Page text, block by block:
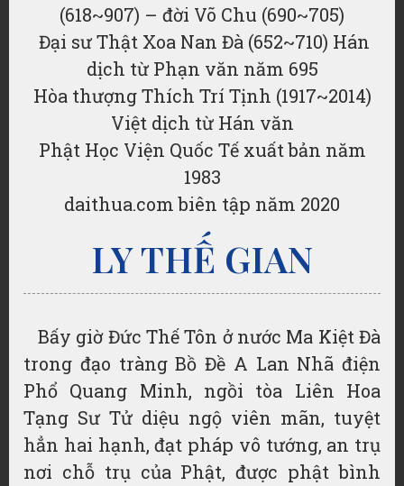
(618~907) – đời Võ Chu (690~705)
Đại sư Thật Xoa Nan Đà (652~710) Hán
dịch từ Phạn văn năm 695
Hòa thượng Thích Trí Tịnh (1917~2014)
Việt dịch từ Hán văn
Phật Học Viện Quốc Tế xuất bản năm
1983
daithua.com biên tập năm 2020
LY THẾ GIAN
Bấy giờ Đức Thế Tôn ở nước Ma Kiệt Đà
trong đạo tràng Bồ Đề A Lan Nhã điện
Phổ Quang Minh, ngồi tòa Liên Hoa
Tạng Sư Tử diệu ngộ viên mãn, tuyệt
hẳn hai hạnh, đạt pháp vô tướng, an trụ
nơi chỗ trụ của Phật, được phật bình